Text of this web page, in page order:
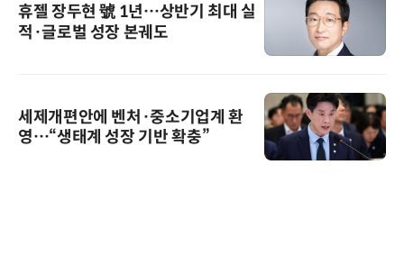
휴젤 장두현 號 1년…상반기 최대 실
적·글로벌 성장 본궤도
세제개편안에 벤처·중소기업계 환
영…“생태계 성장 기반 확충”